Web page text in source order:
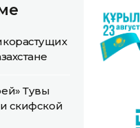
Тувы
скифской